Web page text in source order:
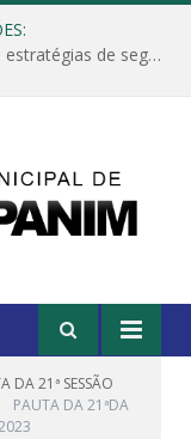
Câmara Municipal de Marapanim discute estratégias de segurança com autoridades e poder executivo
DA 21ª SESSÃO
PAUTA DA 21ªDA